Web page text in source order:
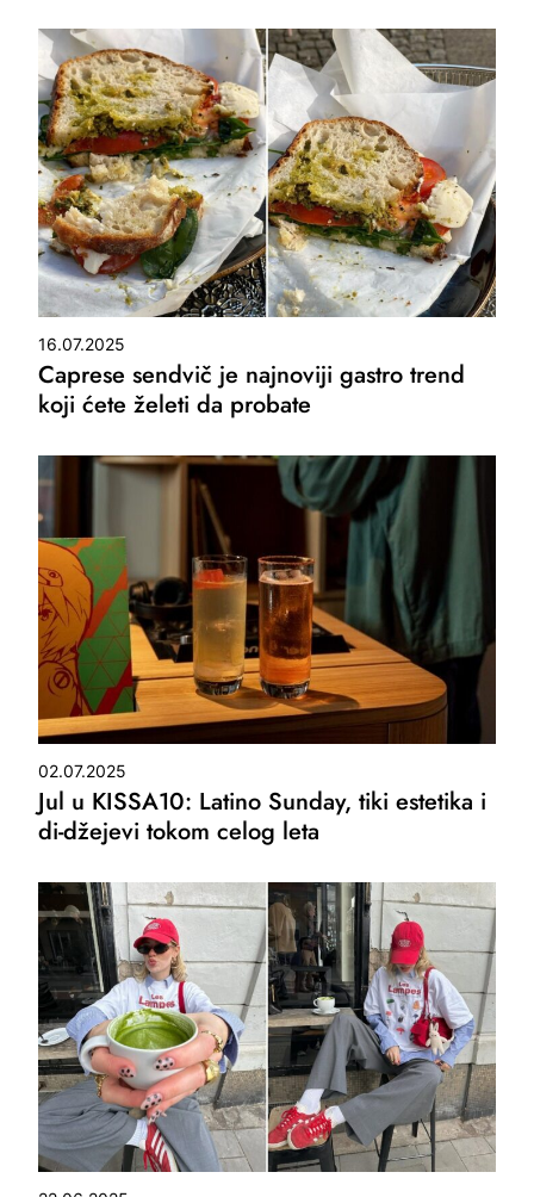
16.07.2025
Caprese sendvič je najnoviji gastro trend
koji ćete želeti da probate
02.07.2025
Jul u KISSA10: Latino Sunday, tiki estetika i
di-džejevi tokom celog leta